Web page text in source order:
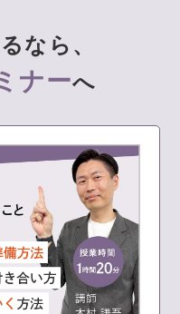
養
る
義する
める
る
後の行動設計を立てる
なら、
ナーへ